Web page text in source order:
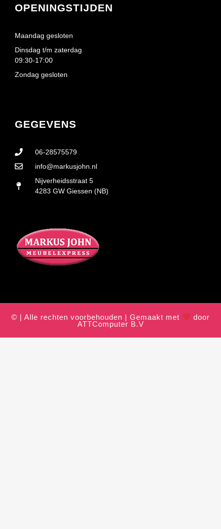
GEGEVENS
06-28575579
info@markusjohn.nl
Nijverheidsstraat 5
4283 GW Giessen (NB)
OPENINGSTIJDEN
Maandag gesloten
Dinsdag t/m zaterdag
09:30-17:00
Zondag gesloten
© | Alle rechten voorbehouden | Gemaakt met
door
ATTComputer B.V